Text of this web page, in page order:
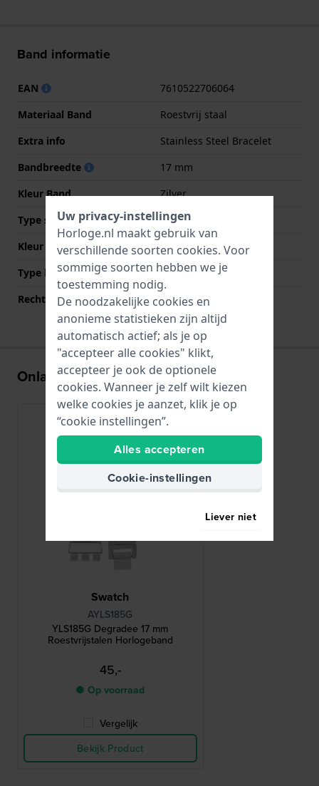
Band informatie
EAN
7610522706064
Materiaal Band
Roestvrij staal
Extra info
Stainless Steel Bracelet
Bandbreedte
17 mm
Kleur Band
Zilver
Type sluiting
Sieraadsluiting
Kleur sluiting
Zilver
Type bevestiging
Stalen pennen
Rechte bandaanzet
Nee
Onlangs bekeken
Swatch
AYLS185G
YLS185G Degradee 17 mm
Roestvrijstalen Horlogeband
45,-
● Op voorraad
Vergelijk
Bekijk Product
Uw privacy-instellingen
Horloge.nl maakt gebruik van
verschillende soorten cookies. Voor
sommige soorten hebben we je
toestemming nodig.
De noodzakelijke cookies en
anonieme statistieken zijn altijd
automatisch actief; als je op
"accepteer alle cookies" klikt,
accepteer je ook de optionele
cookies. Wanneer je zelf wilt kiezen
welke cookies je aanzet, klik je op
“cookie instellingen”.
Alles accepteren
Cookie-instellingen
Liever niet